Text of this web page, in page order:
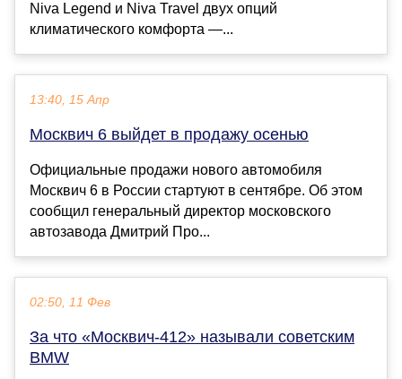
Niva Legend и Niva Travel двух опций
климатического комфорта —...
13:40, 15 Апр
Москвич 6 выйдет в продажу осенью
Официальные продажи нового автомобиля
Москвич 6 в России стартуют в сентябре. Об этом
сообщил генеральный директор московского
автозавода Дмитрий Про...
02:50, 11 Фев
За что «Москвич-412» называли советским
BMW